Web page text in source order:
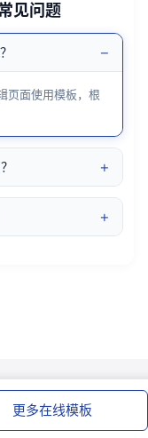
见问题
−
页面使用模板，根
+
+
更多在线模板